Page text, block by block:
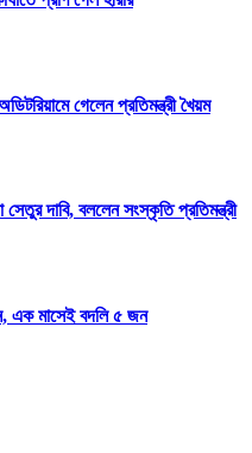
গেলেন প্রতিমন্ত্রী খৈয়ম
সেতুর দাবি, বললেন সংস্কৃতি প্রতিমন্ত্রী
এক মাসেই বদলি ৫ জন